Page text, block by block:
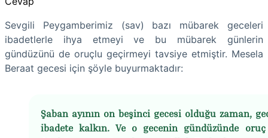
Sevgili Peygamberimiz (sav) bazı mübarek geceleri
ibadetlerle ihya etmeyi ve bu mübarek günlerin
gündüzünü de oruçlu geçirmeyi tavsiye etmiştir. Mesela
Beraat gecesi için şöyle buyurmaktadır:
Şaban ayının on beşinci gecesi olduğu zaman,
ibadete kalkın. Ve o gecenin gündüzünde